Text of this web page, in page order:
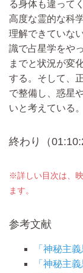
る身体も違って
高度な霊的な科
理解できていな
識で占星学をや
までと状況が変
する。そして、
で整備し、惑星
いと考えている。
終わり（
※詳しい目次は、
ます。
参考文献
「神秘主
「神秘主